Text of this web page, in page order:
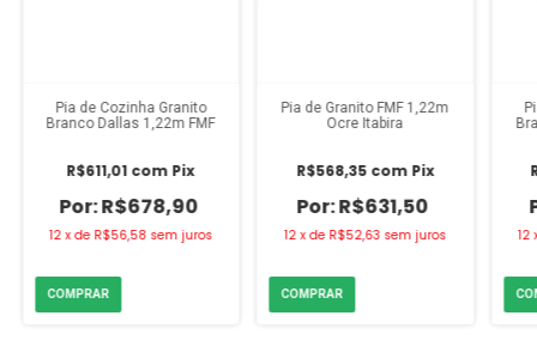
Pia de Cozinha Granito
Branco Dallas 1,22m FMF
R$678,90
R$611,01 com Pix
12 xde R$56,58 sem juros
Pia de Granito FMF 1,22m
Ocre Itabira
R$631,50
R$568,35 com Pix
12 xde R$52,63 sem juros 12